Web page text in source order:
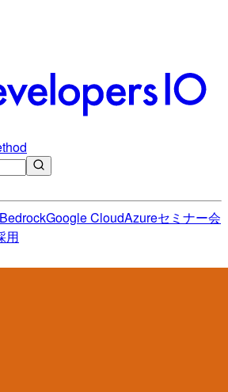
BedrockGoogle CloudAzureセミナー会
用